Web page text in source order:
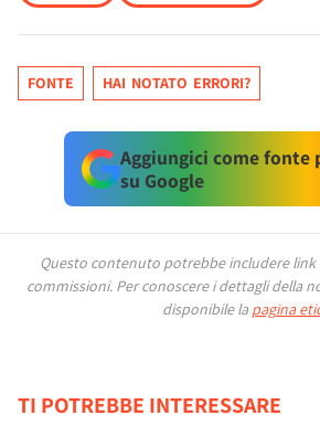
FONTE HAI NOTATO ERRORI?
Aggiungici come fonte
su Google
Questo contenuto potrebbe includere link
commissioni. Per conoscere i dettagli della
disponibile la pagina
TI POTREBBE INTERESSARE